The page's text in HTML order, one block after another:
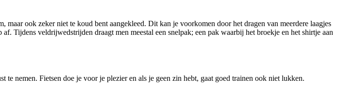
ook zeker niet te koud bent aangekleed. Dit kan je voorkomen door het dragen van meerdere laagjes
Tijdens veldrijwedstrijden draagt men meestal een snelpak; een pak waarbij het broekje en het shirtje aan
nemen. Fietsen doe je voor je plezier en als je geen zin hebt, gaat goed trainen ook niet lukken.